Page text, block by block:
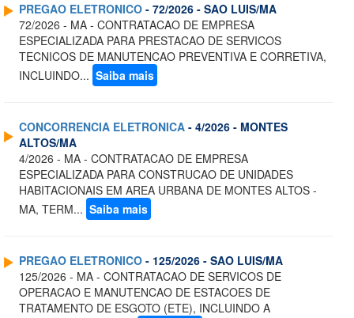
PREGAO ELETRONICO - 72/2026 - SAO LUIS/MA
72/2026 - MA - CONTRATACAO DE EMPRESA
ESPECIALIZADA PARA PRESTACAO DE SERVICOS
TECNICOS DE MANUTENCAO PREVENTIVA E CORRETIVA,
INCLUINDO... Saiba mais
CONCORRENCIA ELETRONICA - 4/2026 - MONTES
ALTOS/MA
4/2026 - MA - CONTRATACAO DE EMPRESA
ESPECIALIZADA PARA CONSTRUCAO DE UNIDADES
HABITACIONAIS EM AREA URBANA DE MONTES ALTOS -
MA, TERM... Saiba mais
PREGAO ELETRONICO - 125/2026 - SAO LUIS/MA
125/2026 - MA - CONTRATACAO DE SERVICOS DE
OPERACAO E MANUTENCAO DE ESTACOES DE
TRATAMENTO DE ESGOTO (ETE), INCLUINDO A